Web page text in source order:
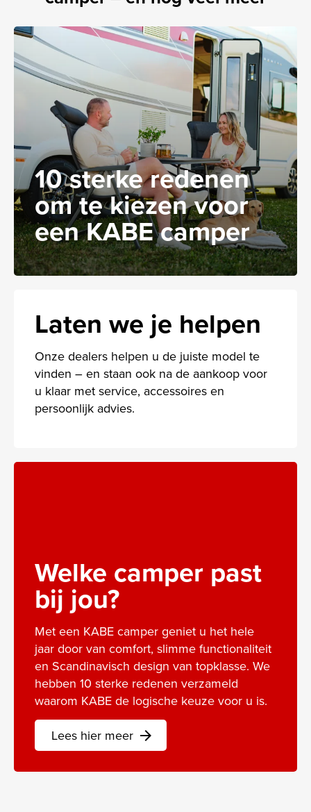
10 sterke redenen
om te kiezen voor
een KABE camper
Laten we je helpen
Onze dealers helpen u de juiste model te
vinden – en staan ook na de aankoop voor
u klaar met service, accessoires en
persoonlijk advies.
Welke camper past
bij jou?
Met een KABE camper geniet u het hele
jaar door van comfort, slimme functionaliteit
en Scandinavisch design van topklasse. We
hebben 10 sterke redenen verzameld
waarom KABE de logische keuze voor u is.
Lees hier meer arrow_forward